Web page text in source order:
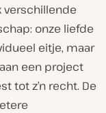
verschillende
onze liefde
eitje, maar
een project
tot z’n recht. De